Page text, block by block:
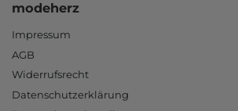
modeherz
Impressum
AGB
Widerrufsrecht
Datenschutzerklärung